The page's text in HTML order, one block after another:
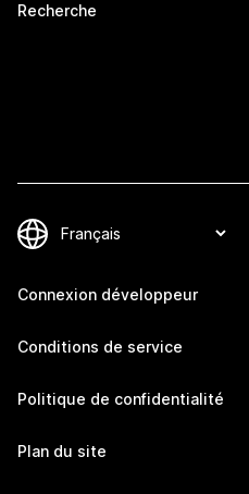
Recherche
Connexion développeur
Conditions de service
Politique de confidentialité
Plan du site